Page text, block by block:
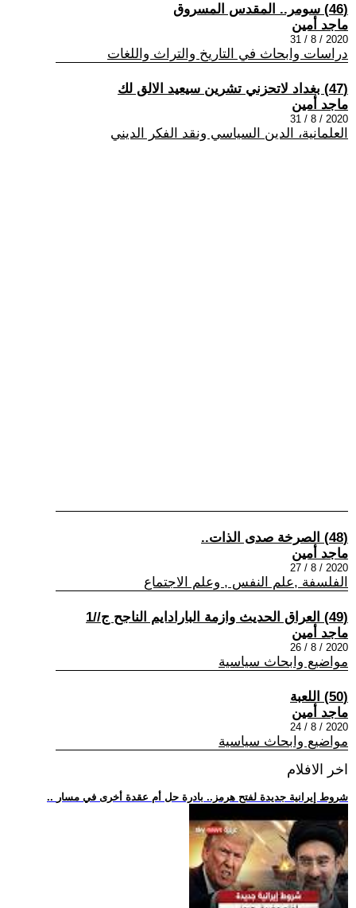
(46) سومر.. المقدس المسروق
ماجد أمين
2020 / 8 / 31
دراسات وابحاث في التاريخ والتراث واللغات
(47) بغداد لاتحزني تشرين سيعيد الالق لك
ماجد أمين
2020 / 8 / 31
العلمانية، الدين السياسي ونقد الفكر الديني
(48) الصرخة صدى الذات..
ماجد أمين
2020 / 8 / 27
الفلسفة ,علم النفس , وعلم الاجتماع
(49) العراق الحديث وازمة البارادايم الناجح ج//1
ماجد أمين
2020 / 8 / 26
مواضيع وابحاث سياسية
(50) اللعبة
ماجد أمين
2020 / 8 / 24
مواضيع وابحاث سياسية
اخر الافلام
.. شروط إيرانية جديدة لفتح هرمز.. بادرة حل أم عقدة أخرى في مسار